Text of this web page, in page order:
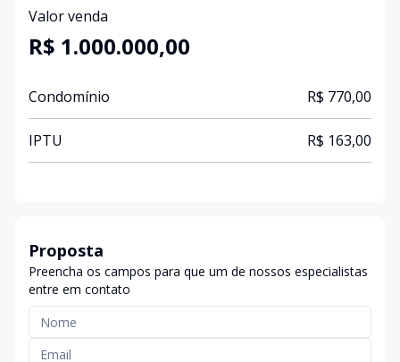
Valor venda
R$ 1.000.000,00
Condomínio R$ 770,00
IPTU R$ 163,00
Proposta
Preencha os campos para que um de nossos especialistas
entre em contato